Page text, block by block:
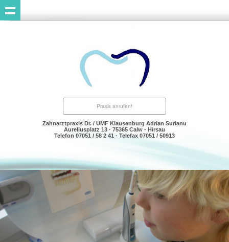
Praxis anrufen!
Zahnarztpraxis Dr. / UMF Klausenburg Adrian Surianu
Aureliusplatz 13 · 75365 Calw - Hirsau
Telefon 07051 / 58 2 41 · Telefax 07051 / 50913